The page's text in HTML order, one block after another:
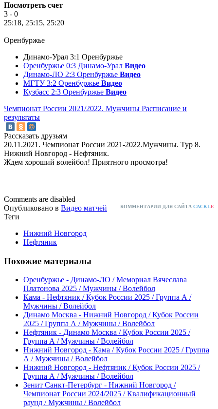
Посмотреть счет
3 - 0
25:18, 25:15, 25:20
Оренбуржье
Динамо-Урал 3:1 Оренбуржье
Оренбуржье 0:3 Динамо-Урал Видео
Динамо-ЛО 2:3 Оренбуржье Видео
МГТУ 3:2 Оренбуржье Видео
Кузбасс 2:3 Оренбуржье Видео
Чемпионат России 2021/2022. Мужчины Расписание и
результаты
Рассказать друзьям
20.11.2021. Чемпионат России 2021-2022.Мужчины. Тур 8.
Нижний Новгород - Нефтяник.
Ждем хороший волейбол! Приятного просмотра!
Comments are disabled
КОММЕНТАРИИ ДЛЯ САЙТА CACKLE
Опубликовано в Видео матчей
Теги
Нижний Новгород
Нефтяник
Похожие материалы
Оренбуржье - Динамо-ЛО / Мемориал Вячеслава
Платонова 2025 / Мужчины / Волейбол
Кама - Нефтяник / Кубок России 2025 / Группа А /
Мужчины / Волейбол
Динамо Москва - Нижний Новгород / Кубок России
2025 / Группа А / Мужчины / Волейбол
Нефтяник - Динамо Москва / Кубок России 2025 /
Группа А / Мужчины / Волейбол
Нижний Новгород - Кама / Кубок России 2025 / Группа
А / Мужчины / Волейбол
Нижний Новгород - Нефтяник / Кубок России 2025 /
Группа А / Мужчины / Волейбол
Зенит Санкт-Петербург - Нижний Новгород /
Чемпионат России 2024/2025 / Квалификационный
раунд / Мужчины / Волейбол